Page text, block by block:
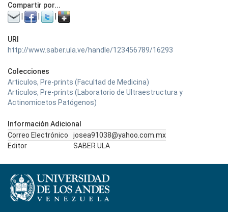
Compartir por...
URI
http://www.saber.ula.ve/handle/123456789/16293
Colecciones
Articulos, Pre-prints (Facultad de Medicina)
Articulos, Pre-prints (Laboratorio de Ultraestructura y
Actinomicetos Patógenos)
Información Adicional
Correo Electrónico
josea91038@yahoo.com.mx
Editor
SABER ULA